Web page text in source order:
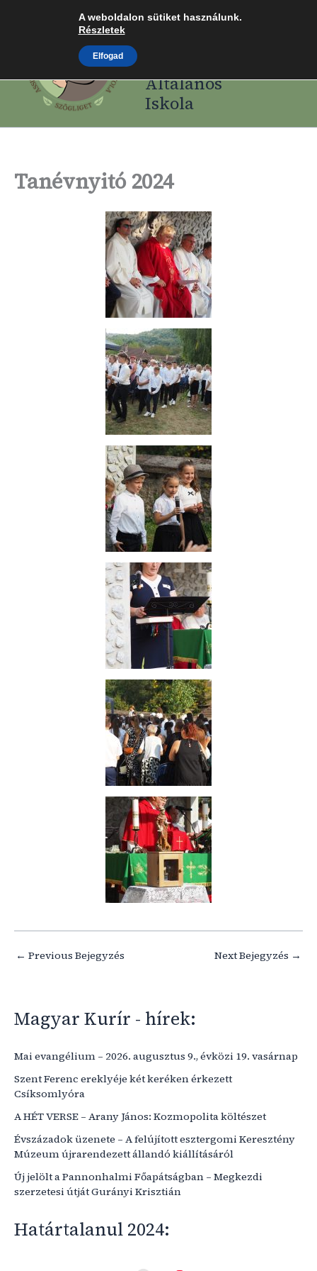
Assisi Szent
Általános
Iskola
Tanévnyitó 2024
← Previous Bejegyzés Next Bejegyzés →
Magyar Kurír - hírek:
Mai evangélium – 2026. augusztus 9., évközi 19. vasárnap
Szent Ferenc ereklyéje két keréken érkezett
Csíksomlyóra
A HÉT VERSE – Arany János: Kozmopolita költészet
Évszázadok üzenete – A felújított esztergomi Keresztény
Múzeum újrarendezett állandó kiállításáról
Új jelölt a Pannonhalmi Főapátságban – Megkezdi
szerzetesi útját Gurányi Krisztián
Határtalanul 2024:
A weboldalon sütiket használunk.
Részletek
Elfogad